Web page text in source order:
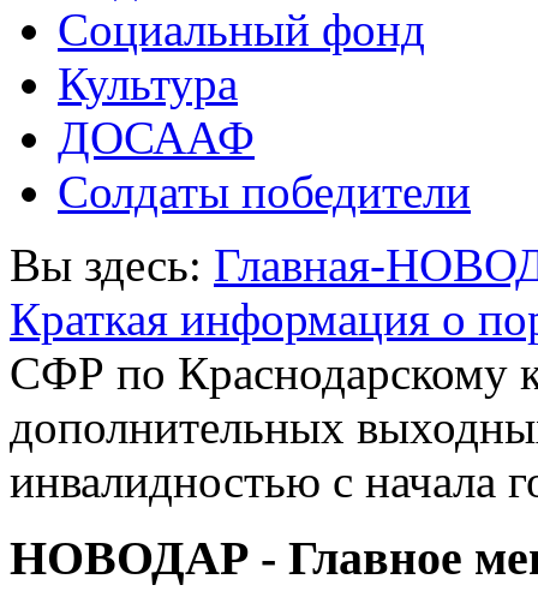
Социальный фонд
Культура
ДОСААФ
Солдаты победители
Вы здесь: Главная-
Краткая информация о
СФР по Краснодарскому
дополнительных
инвалидностью с начала
НОВОДАР - Главное